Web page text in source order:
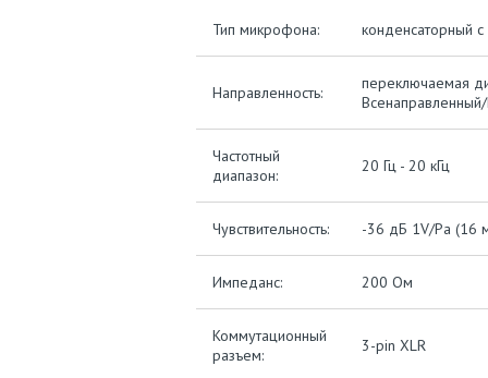
Тип микрофона: конденсаторный
Направленность:
переключаемая
Частотный
диапазон:
20 Гц - 20 кГц
Чувствительность: -36 дБ 1V/Pa (16
Импеданс: 200 Ом
Коммутационный
разъем:
3-pin XLR